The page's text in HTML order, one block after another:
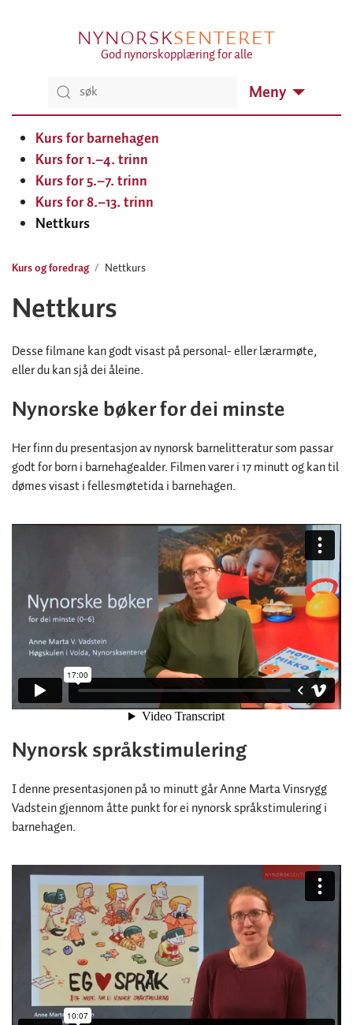
NYNORSKSENTERET
God nynorskopplæring for alle
Meny
Kurs for barnehagen
Kurs for 1.–4. trinn
Kurs for 5.–7. trinn
Kurs for 8.–13. trinn
Nettkurs
Kurs og foredrag Nettkurs
Nettkurs
Desse filmane kan godt visast på personal- eller lærarmøte,
eller du kan sjå dei åleine.
Nynorske bøker for dei minste
Her finn du presentasjon av nynorsk barnelitteratur som passar
godt for born i barnehagealder. Filmen varer i 17 minutt og kan til
dømes visast i fellesmøtetida i barnehagen.
Nynorsk språkstimulering
I denne presentasjonen på 10 minutt går Anne Marta Vinsrygg
Vadstein gjennom åtte punkt for ei nynorsk språkstimulering i
barnehagen.